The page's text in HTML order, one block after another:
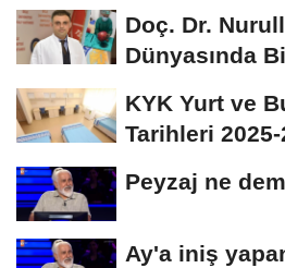
bilgi doğrudur?
Doç. Dr.
Dünyasında
KYK Yurt ve
Tarihleri
Peyzaj ne
Ay'a iniş